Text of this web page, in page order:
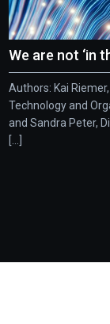
We are not ‘in
Authors: Kai
Technology and
and Sandra Peter,
[...]